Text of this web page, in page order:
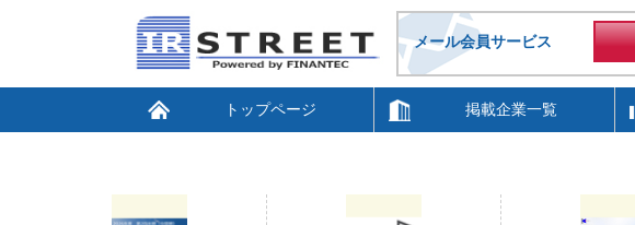
メール会員サービス
トップページ 掲載企業一覧